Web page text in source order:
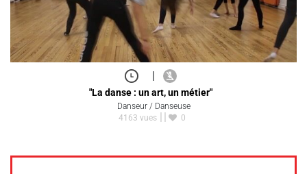
|
"La danse : un art, un métier"
Danseur / Danseuse
4163 vues
0